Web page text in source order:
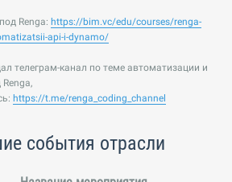
Renga: https://bim.vc/edu/courses/renga-
api-i-dynamo/
телеграм-канал по теме автоматизации и
https://t.me/renga_coding_channel
события отрасли